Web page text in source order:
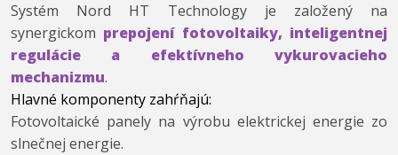
Systém Nord HT Technology je založený na
synergickom prepojení fotovoltaiky, inteligentnej
regulácie a efektívneho vykurovacieho
mechanizmu.
Hlavné komponenty zahŕňajú:
Fotovoltaické panely na výrobu elektrickej energie zo
slnečnej energie.